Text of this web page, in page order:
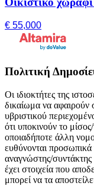
€ 55,000
Πολιτική
Οι ιδιοκτήτες της
δικαίωμα να αφαιρούν
υβριστικού
ότι υποκινούν το
οποιαδήποτε άλλη
ευθύνονται
αναγνώστης/συντάκτης
έχει στοιχεία που
μπορεί να τα